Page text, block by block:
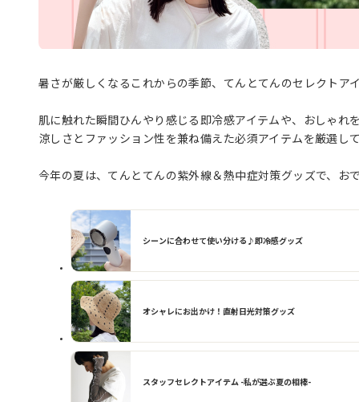
暑さが厳しくなるこれからの季節、てんとてんのセレクトア
肌に触れた瞬間ひんやり感じる即冷感アイテムや、おしゃれ
涼しさとファッション性を兼ね備えた必須アイテムを厳選し
今年の夏は、てんとてんの紫外線＆熱中症対策グッズで、お
シーンに合わせて使い分ける♪即冷感グッズ
オシャレにお出かけ！直射日光対策グッズ
スタッフセレクトアイテム -私が選ぶ夏の相棒-